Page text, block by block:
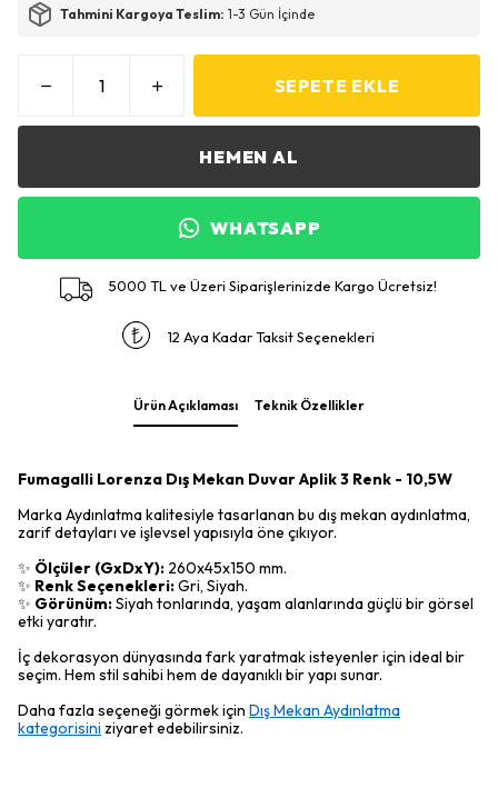
Tahmini Kargoya Teslim: 1-3 Gün İçinde
SEPETE EKLE
HEMEN AL
WHATSAPP
5000 TL ve Üzeri Siparişlerinizde Kargo Ücretsiz!
12 Aya Kadar Taksit Seçenekleri
Ürün Açıklaması Teknik Özellikler
Fumagalli Lorenza Dış Mekan Duvar Aplik 3 Renk - 10,5W
Marka Aydınlatma kalitesiyle tasarlanan bu dış mekan aydınlatma,
zarif detayları ve işlevsel yapısıyla öne çıkıyor.
✨ Ölçüler (GxDxY): 260x45x150 mm.
✨ Renk Seçenekleri:Gri, Siyah.
✨ Görünüm:Siyah tonlarında, yaşam alanlarında güçlü bir görsel
etki yaratır.
İç dekorasyon dünyasında fark yaratmak isteyenler için ideal bir
seçim. Hem stil sahibi hem de dayanıklı bir yapı sunar.
Daha fazla seçeneği görmek için Dış Mekan Aydınlatma
kategorisini ziyaret edebilirsiniz.